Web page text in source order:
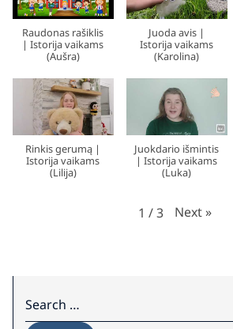
Raudonas rašiklis
| Istorija vaikams
(Aušra)
Juoda avis |
Istorija vaikams
(Karolina)
Rinkis gerumą |
Istorija vaikams
(Lilija)
Juokdario išmintis
| Istorija vaikams
(Luka)
1 / 3 Next »
Search for: